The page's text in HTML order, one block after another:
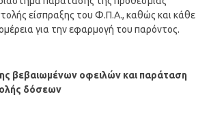
είσπραξης του Φ.Π.Α., καθώς και κάθε
για την εφαρμογή του παρόντος.
βεβαιωμένων οφειλών και παράταση
δόσεων